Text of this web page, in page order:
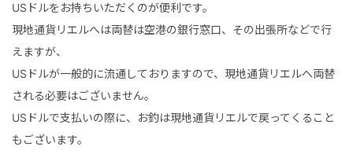
USドルをお持ちいただくのが便利です。
現地通貨リエルへは両替は空港の銀行窓口、その出張所などで行
えますが、
USドルが一般的に流通しておりますので、現地通貨リエルへ両替
される必要はございません。
USドルで支払いの際に、お釣は現地通貨リエルで戻ってくること
もございます。